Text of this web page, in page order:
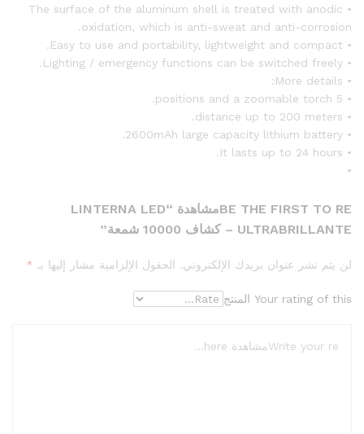
• The surface of the aluminum shell is treated with anodic
oxidation, which is anti-sweat and anti-corrosion.
• Easy to use and portability, lightweight and compact.
• Lighting / emergency functions can be switched freely.
• More details:
• 5 positions and a zoomable torch.
• distance up to 200 meters.
• 2600mAh large capacity lithium battery.
• It lasts up to 24 hours.
•
BE THE FIRST TO REمشاهدة “LINTERNA LED
ULTRABRILLANTE – كشاف 10000 شمعة”
لن يتم نشر عنوان بريدك الإلكتروني. الحقول الإلزامية مشار إليها بـ *
Your rating of this المنتج